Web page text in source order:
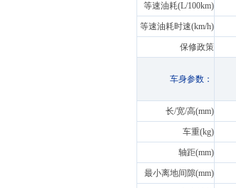
等速油耗(L/100km)
等速油耗时速(km/h)
保修政策
车身参数：
长/宽/高(mm)
车重(kg)
轴距(mm)
最小离地间隙(mm)